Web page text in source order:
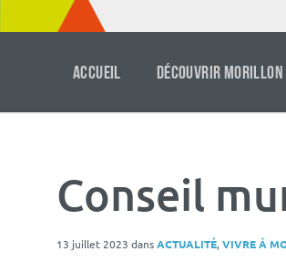
ACCUEIL DÉCOUVRIR MORILLON
Conseil
13 juillet 2023 dansACTUALITÉ, VIVRE À